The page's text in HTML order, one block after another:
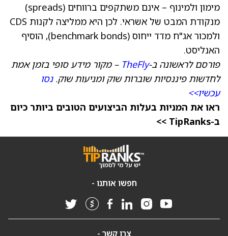
מימון ולמינוף – אינם משתקפים ברווחים (spreads)
מנקודת המבט של אשראי. לכן היא ממליצה לקנות CDS
ולמכור אג"ח מדד ייחוס (benchmark bonds), הוסיף
האנליסט.
פורסם לראשונה ב-TheFly – מקור מידע סופי בזמן אמת
לחדשות פיננסיות שוברות שוק ומניעות שוק.נסו
עכשיו>>
ראו את המניות בעלות הביצועים הטובים ביותר כיום
ב-TipRanks >>
חפשו אותנו -
צרו קשר -